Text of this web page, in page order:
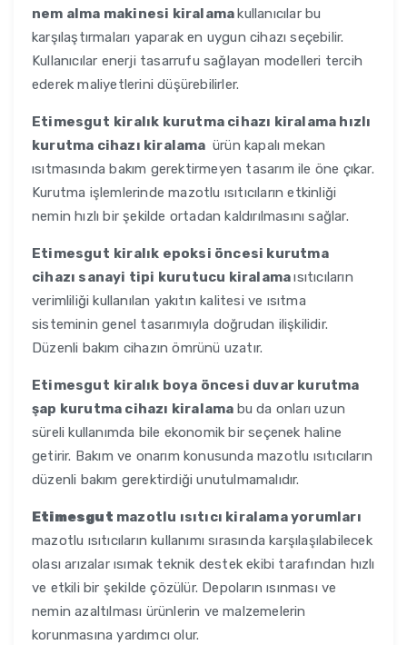
nem alma makinesi kiralamakullanıcılar bu
karşılaştırmaları yaparak en uygun cihazı seçebilir.
Kullanıcılar enerji tasarrufu sağlayan modelleri tercih
ederek maliyetlerini düşürebilirler.
Etimesgut kiralık kurutma cihazı kiralama hızlı
kurutma cihazı kiralama ürün kapalı mekan
ısıtmasında bakım gerektirmeyen tasarım ile öne çıkar.
Kurutma işlemlerinde mazotlu ısıtıcıların etkinliği
nemin hızlı bir şekilde ortadan kaldırılmasını sağlar.
Etimesgut kiralık epoksi öncesi kurutma
cihazı sanayi tipi kurutucu kiralamaısıtıcıların
verimliliği kullanılan yakıtın kalitesi ve ısıtma
sisteminin genel tasarımıyla doğrudan ilişkilidir.
Düzenli bakım cihazın ömrünü uzatır.
Etimesgut kiralık boya öncesi duvar kurutma
şap kurutma cihazı kiralama bu da onları uzun
süreli kullanımda bile ekonomik bir seçenek haline
getirir. Bakım ve onarım konusunda mazotlu ısıtıcıların
düzenli bakım gerektirdiği unutulmamalıdır.
Etimesgut mazotlu ısıtıcı kiralama yorumları
mazotlu ısıtıcıların kullanımı sırasında karşılaşılabilecek
olası arızalar ısımak teknik destek ekibi tarafından hızlı
ve etkili bir şekilde çözülür. Depoların ısınması ve
nemin azaltılması ürünlerin ve malzemelerin
korunmasına yardımcı olur.